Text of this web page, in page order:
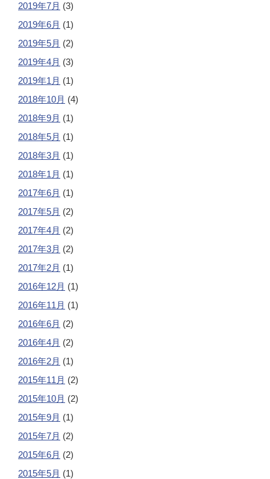
2019年7月 (3)
2019年6月 (1)
2019年5月 (2)
2019年4月 (3)
2019年1月 (1)
2018年10月 (4)
2018年9月 (1)
2018年5月 (1)
2018年3月 (1)
2018年1月 (1)
2017年6月 (1)
2017年5月 (2)
2017年4月 (2)
2017年3月 (2)
2017年2月 (1)
2016年12月 (1)
2016年11月 (1)
2016年6月 (2)
2016年4月 (2)
2016年2月 (1)
2015年11月 (2)
2015年10月 (2)
2015年9月 (1)
2015年7月 (2)
2015年6月 (2)
2015年5月 (1)